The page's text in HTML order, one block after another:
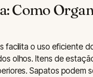
Como
facilita o uso eficiente
olhos. Itens de
Sapatos podem